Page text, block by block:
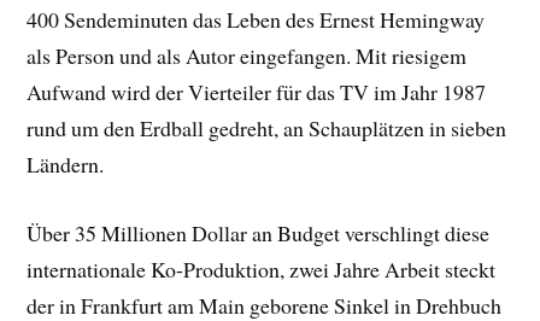
400 Sendeminuten das Leben des Ernest Hemingway
als Person und als Autor eingefangen. Mit riesigem
Aufwand wird der Vierteiler für das TV im Jahr 1987
rund um den Erdball gedreht, an Schauplätzen in sieben
Ländern.
Über 35 Millionen Dollar an Budget verschlingt diese
internationale Ko-Produktion, zwei Jahre Arbeit steckt
der in Frankfurt am Main geborene Sinkel in Drehbuch